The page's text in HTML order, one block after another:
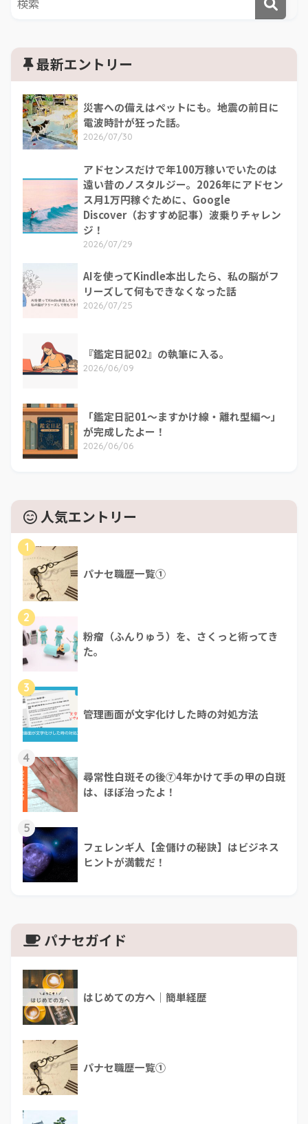
最新エントリー
災害への備えはペットにも。地震の前日に
電波時計が狂った話。
2026/07/30
アドセンスだけで年100万稼いでいたのは
遠い昔のノスタルジー。2026年にアドセン
ス月1万円稼ぐために、Google
Discover（おすすめ記事）波乗りチャレン
ジ！
2026/07/29
AIを使ってKindle本出したら、私の脳がフ
リーズして何もできなくなった話
2026/07/25
『鑑定日記02』の執筆に入る。
2026/06/09
「鑑定日記01～ますかけ線・離れ型編～」
が完成したよー！
2026/06/06
人気エントリー
1
パナセ職歴一覧①
2
粉瘤（ふんりゅう）を、さくっと術ってき
た。
3
管理画面が文字化けした時の対処方法
4
尋常性白斑その後⑦4年かけて手の甲の白斑
は、ほぼ治ったよ！
5
フェレンギ人【金儲けの秘訣】はビジネス
ヒントが満載だ！
パナセガイド
はじめての方へ｜簡単経歴
パナセ職歴一覧①